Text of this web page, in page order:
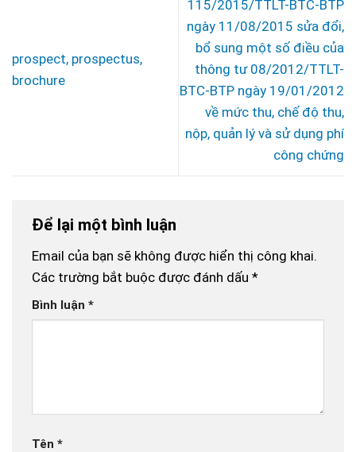
prospect, prospectus,
brochure
115/2015/TTLT-BTC-BTP
ngày 11/08/2015 sửa đổi,
bổ sung một số điều của
thông tư 08/2012/TTLT-
BTC-BTP ngày 19/01/2012
về mức thu, chế độ thu,
nộp, quản lý và sử dụng phí
công chứng
Để lại một bình luận
Email của bạn sẽ không được hiển thị công khai.
Các trường bắt buộc được đánh dấu *
Bình luận *
Tên *